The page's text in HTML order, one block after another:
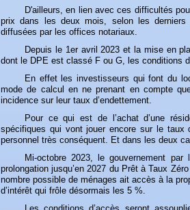
D'ailleurs, en lien avec ces difficultés
prix dans les deux mois, selon les derniers
diffusées par les offices notariaux.
Depuis le 1er avril 2023 et la mise en
dont le DPE est classé F ou G, les conditions
En effet les investisseurs qui font du
mode de calcul en ne prenant en compte
incidence sur leur taux d’endettement.
Pource qui est de l’achat d’une
spécifiques qui vont jouer encore sur le
personnel très conséquent. Et dans les deux
Mi-octobre 2023, le gouvernement
prolongation jusqu’en 2027 du Prêt à Taux
nombre possible de ménages ait accès à la
d’intérêt qui frôle désormais les 5 %.